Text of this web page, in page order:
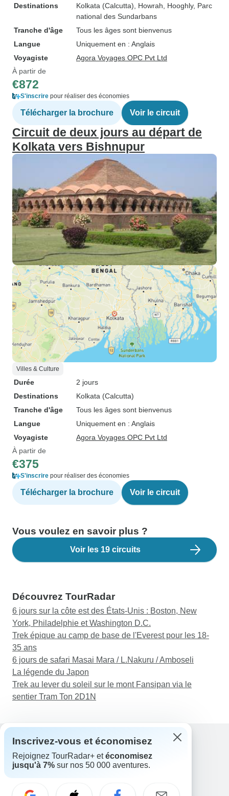
Destinations
Kolkata (Calcutta) , Howrah , Hooghly, Parc
national des Sundarbans
Tranche d'âge
Tous les âges sont bienvenus
Langue
Uniquement en : Anglais
Voyagiste
Agora Voyages OPC Pvt Ltd
À partir de
€872
S'inscrire pour réaliser des économies
Télécharger la brochure Voir le circuit
Circuit de deux jours au départ de
Kolkata vers Bishnupur
Villes & Culture
Durée
2 jours
Destinations
Kolkata (Calcutta)
Tranche d'âge
Tous les âges sont bienvenus
Langue
Uniquement en : Anglais
Voyagiste
Agora Voyages OPC Pvt Ltd
À partir de
€375
S'inscrire pour réaliser des économies
Télécharger la brochure Voir le circuit
Vous voulez en savoir plus ?
Voir les 19 circuits
Découvrez TourRadar
6 jours sur la côte est des États-Unis : Boston, New
York, Philadelphie et Washington D.C.
Trek épique au camp de base de l'Everest pour les 18-
35 ans
6 jours de safari Masai Mara / L.Nakuru / Amboseli
La légende du Japon
Trek au lever du soleil sur le mont Fansipan via le
sentier Tram Ton 2D1N
Assistance
Contactez-nous
E-mail: support@tourradar.com
Inscrivez-vous et économisez
Rejoignez TourRadar+ etéconomisez
jusqu'à 7% sur nos 50 000 aventures.